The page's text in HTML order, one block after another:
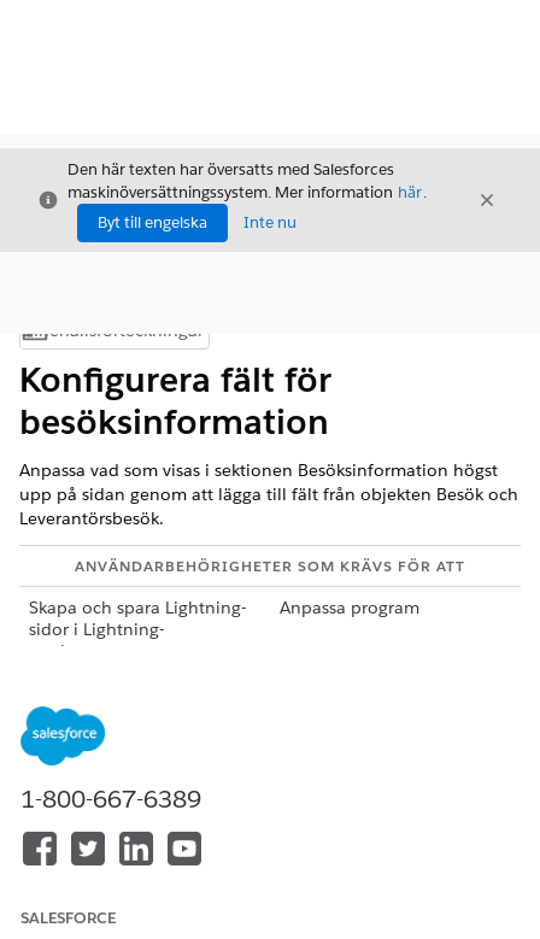
Stäng
Den här texten har översatts med Salesforces
maskinöversättningssystem. Mer information här.
Byt till engelska
Inte nu
Stäng
Visa innehållsförteckning
Innehållsförteckningar
Konfigurera fält för
besöksinformation
Anpassa vad som visas i sektionen Besöksinformation högst
upp på sidan genom att lägga till fält från objekten Besök och
Leverantörsbesök.
ANVÄNDARBEHÖRIGHETER SOM KRÄVS FÖR ATT
Skapa och spara Lightning-
sidor i Lightning-
appbyggaren:
Anpassa program
Välj Besök och öppna Sidlayouter.
Redigera layouten som tilldelats dina fältanvändare.
sidlayouten Besök för att visa dem direkt under
och Planerad sluttid) visas alltid högst upp i en sektion.
Lägg till standardfält i Life Sciences Cloud, till exempel
1-800-667-6389
SALESFORCE